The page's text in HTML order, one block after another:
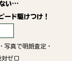
い…
ード駆けつけ！
写真で明朗査定・
対ゼロ